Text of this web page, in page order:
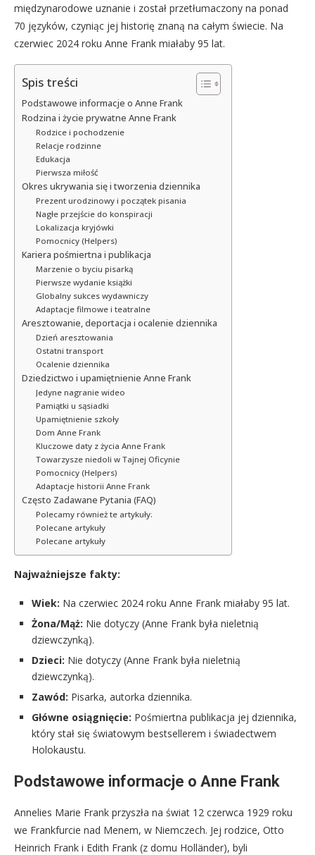
międzynarodowe uznanie i został przetłumaczony na ponad
70 języków, czyniąc jej historię znaną na całym świecie. Na
czerwiec 2024 roku Anne Frank miałaby 95 lat.
Spis treści
Podstawowe informacje o Anne Frank
Rodzina i życie prywatne Anne Frank
Rodzice i pochodzenie
Relacje rodzinne
Edukacja
Pierwsza miłość
Okres ukrywania się i tworzenia dziennika
Prezent urodzinowy i początek pisania
Nagłe przejście do konspiracji
Lokalizacja kryjówki
Pomocnicy (Helpers)
Kariera pośmiertna i publikacja
Marzenie o byciu pisarką
Pierwsze wydanie książki
Globalny sukces wydawniczy
Adaptacje filmowe i teatralne
Aresztowanie, deportacja i ocalenie dziennika
Dzień aresztowania
Ostatni transport
Ocalenie dziennika
Dziedzictwo i upamiętnienie Anne Frank
Jedyne nagranie wideo
Pamiątki u sąsiadki
Upamiętnienie szkoły
Dom Anne Frank
Kluczowe daty z życia Anne Frank
Towarzysze niedoli w Tajnej Oficynie
Pomocnicy (Helpers)
Adaptacje historii Anne Frank
Często Zadawane Pytania (FAQ)
Polecamy również te artykuły:
Polecane artykuły
Polecane artykuły
Najważniejsze fakty:
Wiek: Na czerwiec 2024 roku Anne Frank miałaby 95 lat.
Żona/Mąż: Nie dotyczy (Anne Frank była nieletnią
dziewczynką).
Dzieci: Nie dotyczy (Anne Frank była nieletnią
dziewczynką).
Zawód: Pisarka, autorka dziennika.
Główne osiągnięcie: Pośmiertna publikacja jej dziennika,
który stał się światowym bestsellerem i świadectwem
Holokaustu.
Podstawowe informacje o Anne Frank
Annelies Marie Frank przyszła na świat 12 czerwca 1929 roku
we Frankfurcie nad Menem, w Niemczech. Jej rodzice, Otto
Heinrich Frank i Edith Frank (z domu Holländer), byli